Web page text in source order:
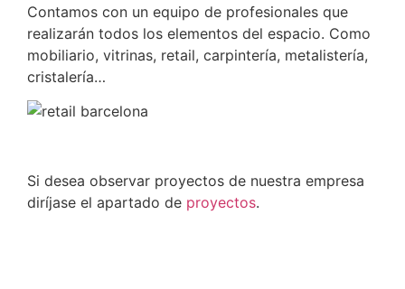
Contamos con un equipo de profesionales que
realizarán todos los elementos del espacio. Como
mobiliario, vitrinas, retail, carpintería, metalistería,
cristalería…
Si desea observar proyectos de nuestra empresa
diríjase el apartado de proyectos.